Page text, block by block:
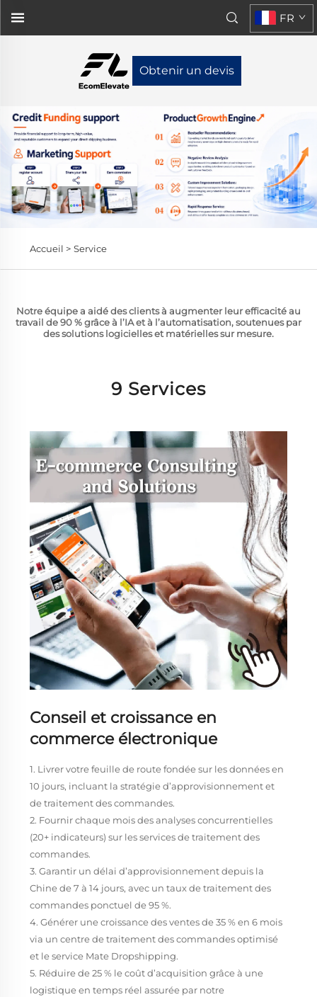
Obtenir un devis
FR
Accueil > Service
Notre équipe a aidé des clients à augmenter leur efficacité au
travail de 90 % grâce à l’IA et à l’automatisation, soutenues par
des solutions logicielles et matérielles sur mesure.
9 Services
Conseil et croissance en
commerce électronique
1. Livrer votre feuille de route fondée sur les données en
10 jours, incluant la stratégie d’approvisionnement et
de traitement des commandes.
2. Fournir chaque mois des analyses concurrentielles
(20+ indicateurs) sur les services de traitement des
commandes.
3. Garantir un délai d’approvisionnement depuis la
Chine de 7 à 14 jours, avec un taux de traitement des
commandes ponctuel de 95 %.
4. Générer une croissance des ventes de 35 % en 6 mois
via un centre de traitement des commandes optimisé
et le service Mate Dropshipping.
5. Réduire de 25 % le coût d’acquisition grâce à une
logistique en temps réel assurée par notre